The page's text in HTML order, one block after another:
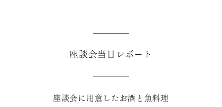
座談会当日レポート
座談会に用意したお酒と魚料理